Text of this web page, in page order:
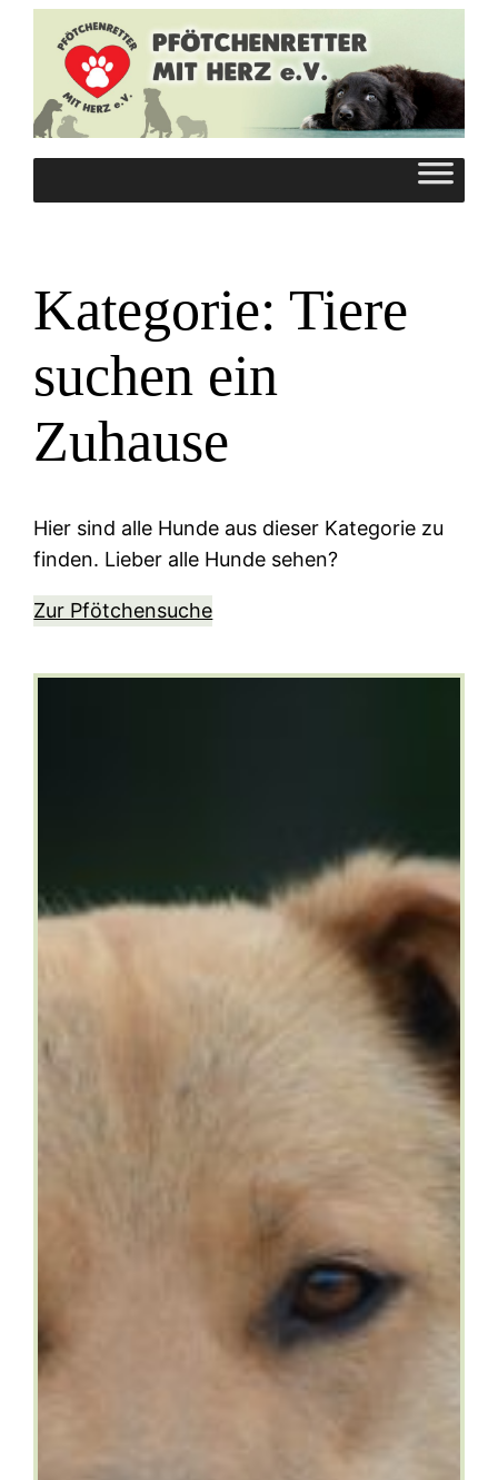
Inhalt
springen
Kategorie: Tiere
suchen ein
Zuhause
Hier sind alle Hunde aus dieser Kategorie zu
finden. Lieber alle Hunde sehen?
Zur Pfötchensuche